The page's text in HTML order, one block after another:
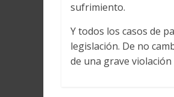
sufrimiento.
Y todos los casos de
legislación. De no
de una grave